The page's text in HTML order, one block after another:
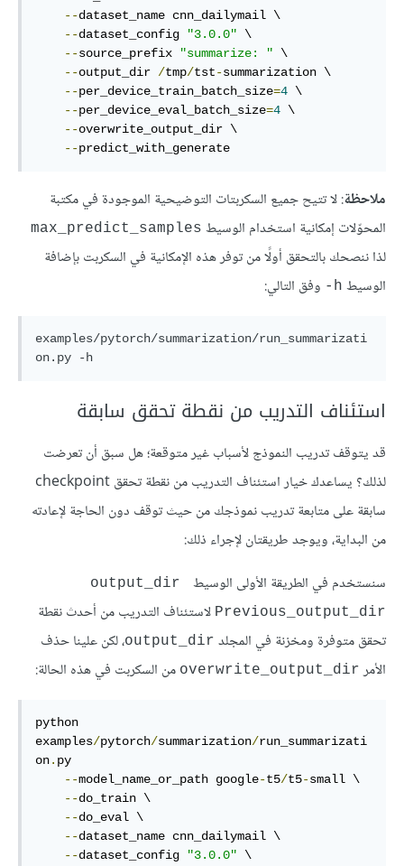
--dataset_name cnn_dailymail \
--dataset_config "3.0.0" \
--source_prefix "summarize: " \
--output_dir /tmp/tst-summarization \
--per_device_train_batch_size=4 \
--per_device_eval_batch_size=4 \
--overwrite_output_dir \
--predict_with_generate
ملاحظة: لا تتيح جميع السكربتات التوضيحية الموجودة في مكتبة
المحوّلات إمكانية استخدام الوسيط max_predict_samples
لذا ننصحك بالتحقق أولًا من توفر هذه الإمكانية في السكربت بإضافة
الوسيط h- وفق التالي:
examples/pytorch/summarization/run_summarizati
استئناف التدريب من نقطة تحقق سابقة
قد يتوقف تدريب النموذج لأسباب غير متوقعة؛ هل سبق أن تعرضت
لذلك؟ يساعدك خيار استئناف التدريب من نقطة تحقق checkpoint
سابقة على متابعة تدريب نموذجك من حيث توقف دون الحاجة لإعادته
من البداية، ويوجد طريقتان لإجراء ذلك:
سنستخدم في الطريقة الأولى الوسيط
output_dir
Previous_output_dir لاستئناف التدريب من أحدث نقطة
تحقق متوفرة ومخزنة في المجلد output_dir، لكن علينا حذف
الأمر overwrite_output_dir من السكربت في هذه الحالة:
python
examples/pytorch/summarization/run_summarizati
on. py
--model_name_or_path google-t5/t5-small \
--do_train \
--do_eval \
--dataset_name cnn_dailymail \
--dataset_config "3.0.0" \